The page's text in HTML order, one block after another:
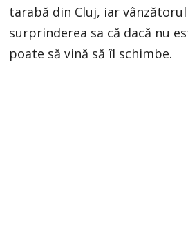
tarabă din Cluj, iar
surprinderea sa că dacă nu
poate să vină să îl schimbe.